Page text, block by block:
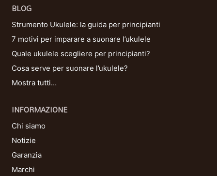
BLOG
Strumento Ukulele: la guida per principianti
7 motivi per imparare a suonare l’ukulele
Quale ukulele scegliere per principianti?
Cosa serve per suonare l’ukulele?
Mostra tutti…
INFORMAZIONE
Chi siamo
Notizie
Garanzia
Marchi